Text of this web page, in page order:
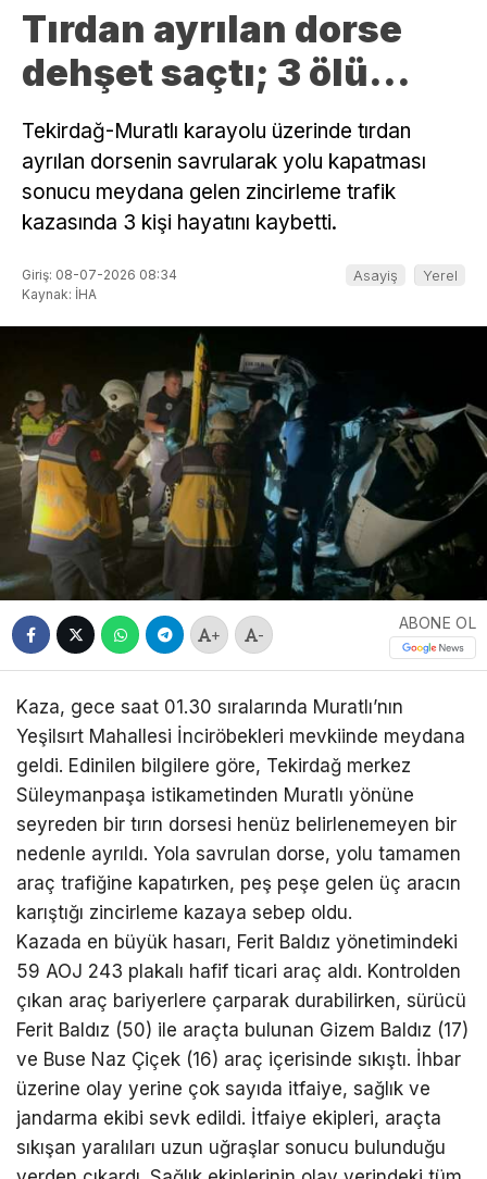
Tırdan ayrılan dorse
dehşet saçtı; 3 ölü…
Tekirdağ-Muratlı karayolu üzerinde tırdan
ayrılan dorsenin savrularak yolu kapatması
sonucu meydana gelen zincirleme trafik
kazasında 3 kişi hayatını kaybetti.
Giriş: 08-07-2026 08:34
Kaynak: İHA
Asayiş Yerel
+ -
ABONE OL
Kaza, gece saat 01.30 sıralarında Muratlı’nın
Yeşilsırt Mahallesi İnciröbekleri mevkiinde meydana
geldi. Edinilen bilgilere göre, Tekirdağ merkez
Süleymanpaşa istikametinden Muratlı yönüne
seyreden bir tırın dorsesi henüz belirlenemeyen bir
nedenle ayrıldı. Yola savrulan dorse, yolu tamamen
araç trafiğine kapatırken, peş peşe gelen üç aracın
karıştığı zincirleme kazaya sebep oldu.
Kazada en büyük hasarı, Ferit Baldız yönetimindeki
59 AOJ 243 plakalı hafif ticari araç aldı. Kontrolden
çıkan araç bariyerlere çarparak durabilirken, sürücü
Ferit Baldız (50) ile araçta bulunan Gizem Baldız (17)
ve Buse Naz Çiçek (16) araç içerisinde sıkıştı. İhbar
üzerine olay yerine çok sayıda itfaiye, sağlık ve
jandarma ekibi sevk edildi. İtfaiye ekipleri, araçta
sıkışan yaralıları uzun uğraşlar sonucu bulunduğu